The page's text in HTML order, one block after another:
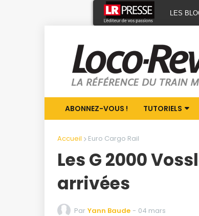
LES
ABONNEZ-VOUS ! TUTORIELS
Accueil Euro Cargo Rail
Les G 2000
arrivées
Par Yann Baude - 04 mars